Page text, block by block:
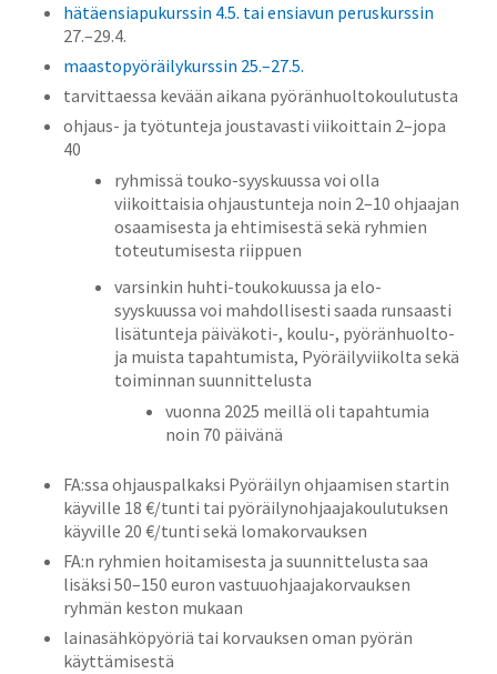
hätäensiapukurssin 4.5. tai ensiavun peruskurssin
27.–29.4.
maastopyöräilykurssin 25.–27.5.
tarvittaessa kevään aikana pyöränhuoltokoulutusta
ohjaus- ja työtunteja joustavasti viikoittain 2–jopa
40
ryhmissä touko-syyskuussa voi olla
viikoittaisia ohjaustunteja noin 2–10 ohjaajan
osaamisesta ja ehtimisestä sekä ryhmien
toteutumisesta riippuen
varsinkin huhti-toukokuussa ja elo-
syyskuussa voi mahdollisesti saada runsaasti
lisätunteja päiväkoti-, koulu-, pyöränhuolto-
ja muista tapahtumista, Pyöräilyviikolta sekä
toiminnan suunnittelusta
vuonna 2025 meillä oli tapahtumia
noin 70 päivänä
FA:ssa ohjauspalkaksi Pyöräilyn ohjaamisen startin
käyville 18 €/tunti tai pyöräilynohjaajakoulutuksen
käyville 20 €/tunti sekä lomakorvauksen
FA:n ryhmien hoitamisesta ja suunnittelusta saa
lisäksi 50–150 euron vastuuohjaajakorvauksen
ryhmän keston mukaan
lainasähköpyöriä tai korvauksen oman pyörän
käyttämisestä